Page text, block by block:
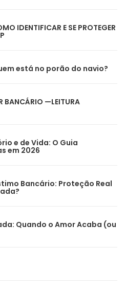
IDENTIFICAR E SE PROTEGER
está no porão do navio?
BANCÁRIO —LEITURA
e de Vida: O Guia
em 2026
Bancário: Proteção Real
Quando o Amor Acaba (ou